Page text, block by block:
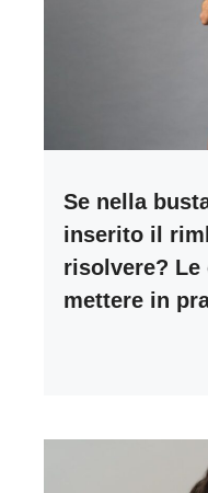
Se nella
inserito il
risolvere? Le
mettere in